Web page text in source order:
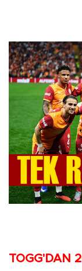
TOGG'DAN